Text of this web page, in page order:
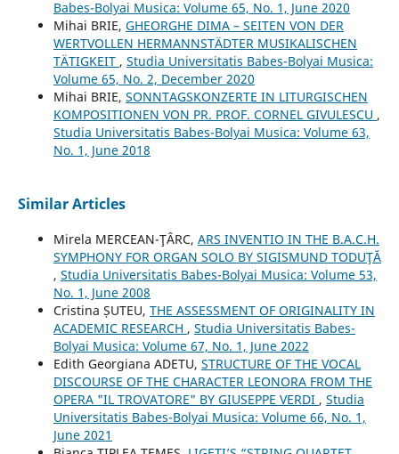
Babes-Bolyai Musica: Volume 65, No. 1, June 2020
Mihai BRIE, GHEORGHE DIMA – SEITEN VON DER
WERTVOLLEN HERMANNSTÄDTER MUSIKALISCHEN
TÄTIGKEIT , Studia Universitatis Babes-Bolyai Musica:
Volume 65, No. 2, December 2020
Mihai BRIE, SONNTAGSKONZERTE IN LITURGISCHEN
KOMPOSITIONEN VON PR. PROF. CORNEL GIVULESCU ,
Studia Universitatis Babes-Bolyai Musica: Volume 63,
No. 1, June 2018
Similar Articles
Mirela MERCEAN-ŢÂRC, ARS INVENTIO IN THE B.A.C.H.
SYMPHONY FOR ORGAN SOLO BY SIGISMUND TODUŢĂ
, Studia Universitatis Babes-Bolyai Musica: Volume 53,
No. 1, June 2008
Cristina ȘUTEU, THE ASSESSMENT OF ORIGINALITY IN
ACADEMIC RESEARCH , Studia Universitatis Babes-
Bolyai Musica: Volume 67, No. 1, June 2022
Edith Georgiana ADETU, STRUCTURE OF THE VOCAL
DISCOURSE OF THE CHARACTER LEONORA FROM THE
OPERA "IL TROVATORE" BY GIUSEPPE VERDI , Studia
Universitatis Babes-Bolyai Musica: Volume 66, No. 1,
June 2021